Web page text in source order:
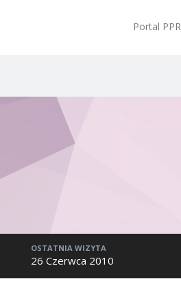
Portal PPR
OSTATNIA WIZYTA
26 Czerwca 2010